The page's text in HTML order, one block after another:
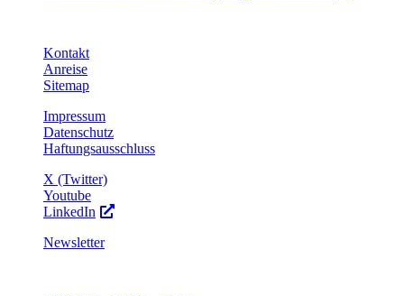
Kontakt
Anreise
Sitemap
Impressum
Datenschutz
Haftungsausschluss
X (Twitter)
Youtube
LinkedIn
Newsletter